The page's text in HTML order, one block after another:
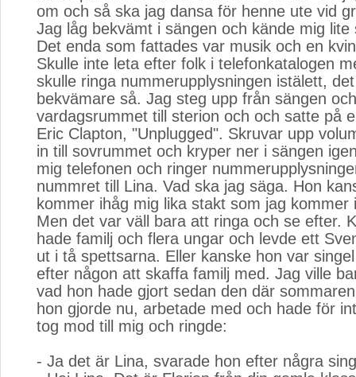
om och så ska jag dansa för henne ute vid
Jag låg bekvämt i sängen och kände mig lite
Det enda som fattades var musik och en
Skulle inte leta efter folk i telefonkatalogen
skulle ringa nummerupplysningen istälett,
bekvämare så. Jag steg upp från sängen
vardagsrummet till sterion och och satte på
Eric Clapton, "Unplugged". Skruvar upp
in till sovrummet och kryper ner i sängen
mig telefonen och ringer
nummret till Lina. Vad ska jag säga. Hon
kommer ihåg mig lika stakt som jag kommer
Men det var väll bara att ringa och se efter.
hade familj och flera ungar och levde ett
ut i tå spettsarna. Eller kanske hon var
efter någon att skaffa familj med. Jag ville
vad hon hade gjort sedan den där
hon gjorde nu, arbetade med och hade för
tog mod till mig och ringde:
- Ja det är Lina, svarade hon efter några